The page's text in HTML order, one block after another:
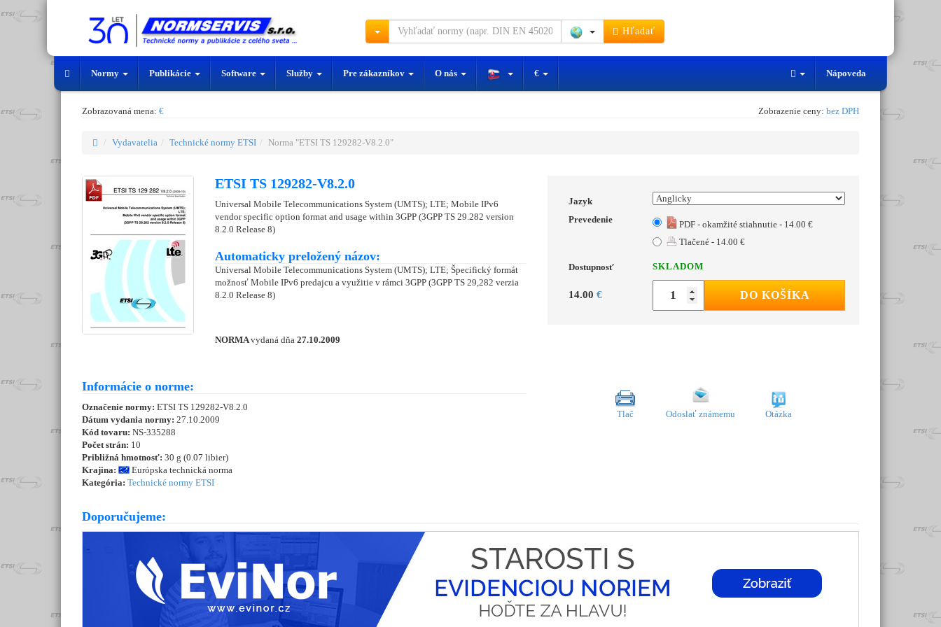
Hľadať
Normy Publikácie Software Služby Pre zákazníkov O nás € Nápoveda
Zobrazovaná mena: € Zobrazenie ceny: bez DPH
Vydavatelia Technické normy ETSI Norma "ETSI TS 129282-V8.2.0"
ETSI TS 129282-V8.2.0
Universal Mobile Telecommunications System (UMTS); LTE; Mobile IPv6
vendor specific option format and usage within 3GPP (3GPP TS 29.282 version
8.2.0 Release 8)
Automaticky preložený názov:
Universal Mobile Telecommunications System (UMTS); LTE; Špecifický formát
možnosť Mobile IPv6 predajcu a využitie v rámci 3GPP (3GPP TS 29,282 verzia
8.2.0 Release 8)
NORMAvydaná dňa 27.10.2009
Jazyk
Prevedenie
PDF - okamžité stiahnutie - 14.00 €
Tlačené - 14.00 €
Dostupnosť SKLADOM
14.00 € DO KOŠÍKA
Informácie o norme:
Označenie normy: ETSI TS 129282-V8.2.0
Dátum vydania normy: 27.10.2009
Kód tovaru: NS-335288
Počet strán: 10
Približná hmotnosť: 30 g (0.07 libier)
Krajina:
Európska technická norma
Kategória: Technické normy ETSI
Tlač Odoslať známemu Otázka
Doporučujeme: